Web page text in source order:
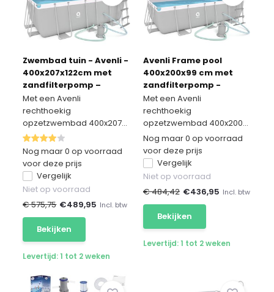
Zwembad tuin - Avenli -
400x207x122cm met
zandfilterpomp –
compleet
Met een Avenli
rechthoekig
opzetzwembad 400x207...
Nog maar 0 op voorraad
voor deze prijs
Vergelijk
Niet op voorraad
€ 575,75 €489,95 Incl. btw
Bekijken
Levertijd: 1 tot 2 weken
Avenli Frame pool
400x200x99 cm met
zandfilterpomp -
complete set
Met een Avenli
rechthoekig
opzetzwembad 400x200...
Nog maar 0 op voorraad
voor deze prijs
Vergelijk
Niet op voorraad
€ 484,42 €436,95 Incl. btw
Bekijken
Levertijd: 1 tot 2 weken